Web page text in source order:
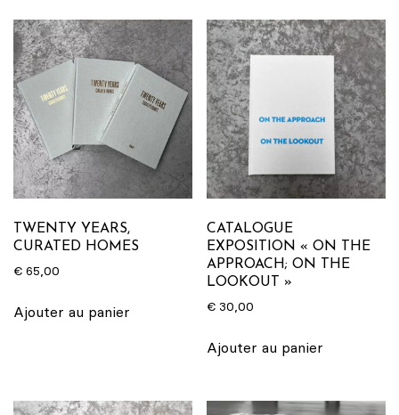
empreintes
de
pinceau
n50"
TWENTY YEARS,
CURATED HOMES
€ 65,00
Ajouter au panier
CATALOGUE
EXPOSITION « ON THE
APPROACH; ON THE
LOOKOUT »
€ 30,00
Ajouter au panier